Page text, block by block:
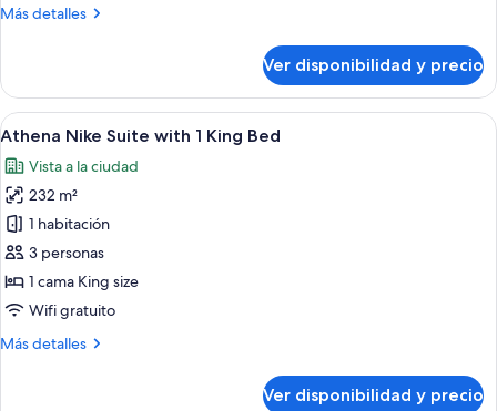
1Más detalles
Más
Suite
with
1
Bed
Ver disponibilidad y precio
Ver
todas
las
fotos
de
Athena
Nike
Suite
1
Una sala de estar moderna con un
10
Athena Nike Suite with 1 King Bed
Vista a la ciudad
232 m²
1 habitación
3 personas
1 cama King size
Wifi gratuito
Más detalles
Más
Ver disponibilidad y precio